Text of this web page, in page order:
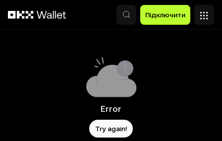
Підключити
Error
Try again!